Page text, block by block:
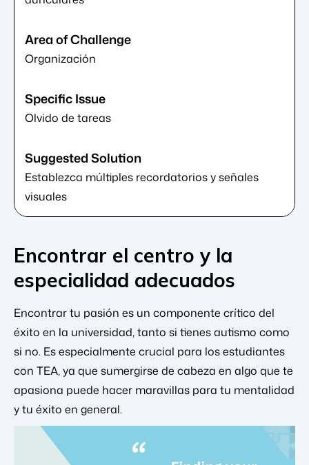
Organización
Olvido de tareas
Establezca múltiples recordatorios y señales
visuales
Encontrar el centro y la
especialidad adecuados
Encontrar tu pasión es un componente crítico del
éxito en la universidad, tanto si tienes autismo como
si no. Es especialmente crucial para los estudiantes
con TEA, ya que sumergirse de cabeza en algo que te
apasiona puede hacer maravillas para tu mentalidad
y tu éxito en general.